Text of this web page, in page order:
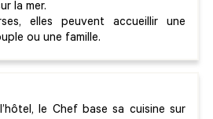
la mer.
elles peuvent accueillir une
ou une famille.
le Chef base sa cuisine sur